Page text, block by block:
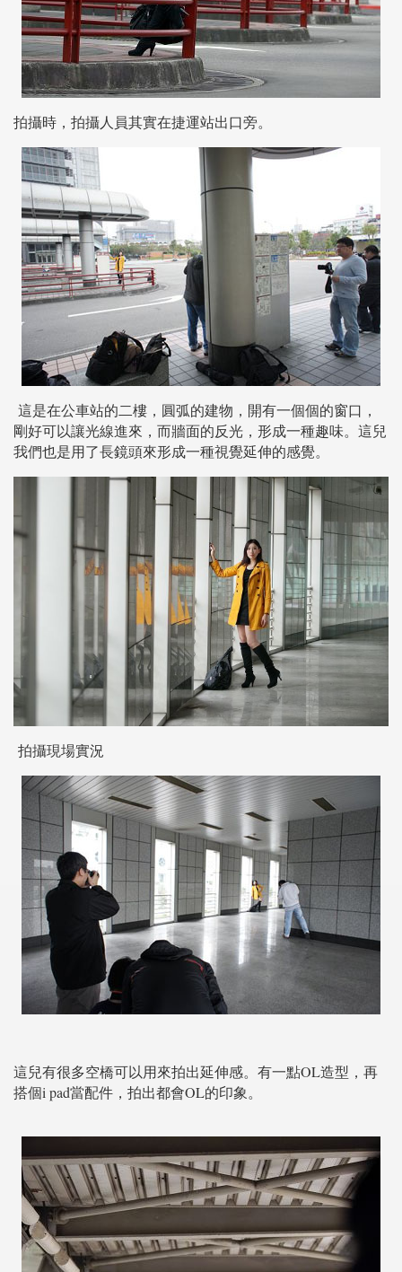
拍攝時，拍攝人員其實在捷運站出口旁。
這是在公車站的二樓，圓弧的建物，開有一個個的窗口，
剛好可以讓光線進來，而牆面的反光，形成一種趣味。這兒
我們也是用了長鏡頭來形成一種視覺延伸的感覺。
拍攝現場實況
這兒有很多空橋可以用來拍出延伸感。有一點OL造型，再
搭個i pad當配件，拍出都會OL的印象。